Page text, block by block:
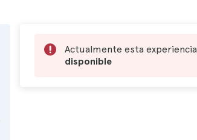
Actualmente esta experiencia
disponible